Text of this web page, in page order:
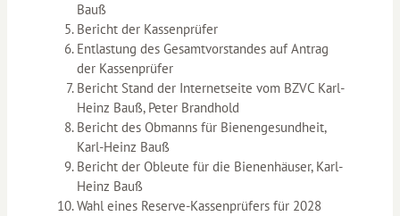
Bauß
Bericht der Kassenprüfer
Entlastung des Gesamtvorstandes auf Antrag
der Kassenprüfer
Bericht Stand der Internetseite vom BZVC Karl-
Heinz Bauß, Peter Brandhold
Bericht des Obmanns für Bienengesundheit,
Karl-Heinz Bauß
Bericht der Obleute für die Bienenhäuser, Karl-
Heinz Bauß
Wahl eines Reserve-Kassenprüfers für 2028